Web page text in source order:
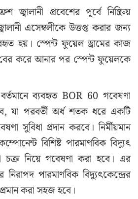
জ্বালানী প্রবেশের পূর্বে নিষ্ক্রিয়
এসেম্বলীকে উত্তপ্ত করার জন্য
হয়। স্পেন্ট ফুয়েল ড্রামের কাজ
বের করে আনার পর স্পেন্ট ফুয়েলকে
ব্যবহৃত BOR 60 গবেষণা
যা পরবর্তী অর্ধ শতক ধরে একটি
সুবিধা প্রদান করবে। নির্মীয়মান
বিশিষ্ট পারমাণবিক বিদ্যুৎ
চক্র নিয়ে গবেষণা করা হবে। এর
নিরাপদ পারমাণবিক বিদ্যুৎকেন্দ্রের
করা সহজ হবে।